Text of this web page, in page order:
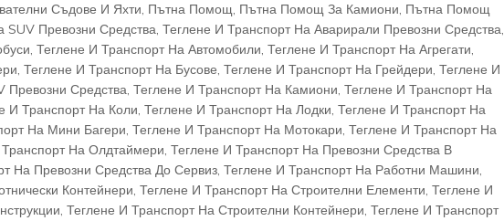
Съдове И Яхти, Пътна Помощ, Пътна Помощ За Камиони, Пътна Помощ
SUV Превозни Средства, Теглене И Транспорт На Аварирали Превозни Средства,
, Теглене И Транспорт На Автомобили, Теглене И Транспорт На Агрегати,
, Теглене И Транспорт На Бусове, Теглене И Транспорт На Грейдери, Теглене И
Превозни Средства, Теглене И Транспорт На Камиони, Теглене И Транспорт На
И Транспорт На Коли, Теглене И Транспорт На Лодки, Теглене И Транспорт На
На Мини Багери, Теглене И Транспорт На Мотокари, Теглене И Транспорт На
На Олдтаймери, Теглене И Транспорт На Превозни Средства В
На Превозни Средства До Сервиз, Теглене И Транспорт На Работни Машини,
Контейнери, Теглене И Транспорт На Строителни Елементи, Теглене И
, Теглене И Транспорт На Строителни Контейнери, Теглене И Транспорт